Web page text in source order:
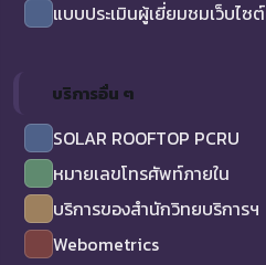
แบบประเมินผู้เยี่ยมชมเว็บไซต์
บริการอื่น ๆ
SOLAR ROOFTOP PCRU
หมายเลขโทรศัพท์ภายใน
บริการของสำนักวิทยบริการฯ
Webometrics